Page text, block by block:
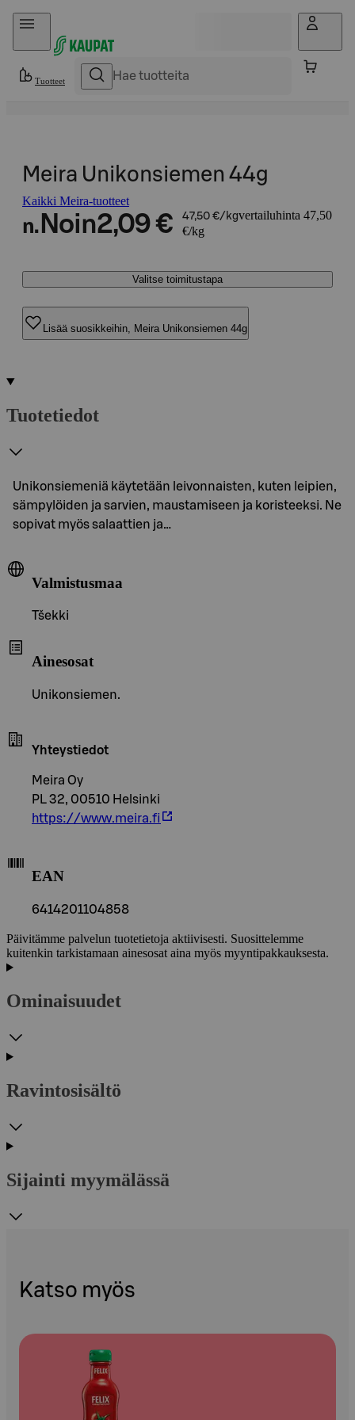
Hyppää sisältöön
Tuotteet
Meira Unikonsiemen 44g
Kaikki Meira-tuotteet
n. Noin2,09 € 47,50 €/kgvertailuhinta 47,50
€/kg
Valitse toimitustapa
Lisää suosikkeihin, Meira Unikonsiemen 44g
Tuotetiedot
Unikonsiemeniä käytetään leivonnaisten, kuten leipien,
sämpylöiden ja sarvien, maustamiseen ja koristeeksi. Ne
sopivat myös salaattien ja…
Valmistusmaa
Tšekki
Ainesosat
Unikonsiemen.
Yhteystiedot
Meira Oy
PL 32, 00510 Helsinki
https://www.meira.fi
EAN
6414201104858
Päivitämme palvelun tuotetietoja aktiivisesti. Suosittelemme
kuitenkin tarkistamaan ainesosat aina myös myyntipakkauksesta.
Ominaisuudet
Ravintosisältö
Sijainti myymälässä
Katso myös